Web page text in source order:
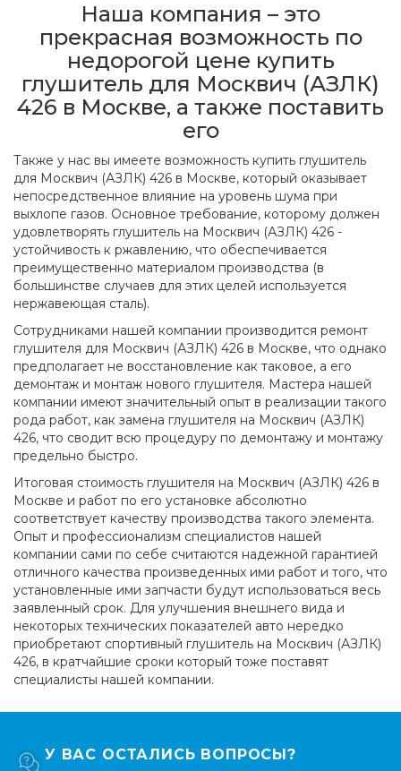
Наша компания – это
прекрасная возможность по
недорогой цене купить
глушитель для Москвич (АЗЛК)
426 в Москве, а также поставить
его
Также у нас вы имеете возможность купить глушитель
для Москвич (АЗЛК) 426 в Москве, который оказывает
непосредственное влияние на уровень шума при
выхлопе газов. Основное требование, которому должен
удовлетворять глушитель на Москвич (АЗЛК) 426 -
устойчивость к ржавлению, что обеспечивается
преимущественно материалом производства (в
большинстве случаев для этих целей используется
нержавеющая сталь).
Сотрудниками нашей компании производится ремонт
глушителя для Москвич (АЗЛК) 426 в Москве, что однако
предполагает не восстановление как таковое, а его
демонтаж и монтаж нового глушителя. Мастера нашей
компании имеют значительный опыт в реализации такого
рода работ, как замена глушителя на Москвич (АЗЛК)
426, что сводит всю процедуру по демонтажу и монтажу
предельно быстро.
Итоговая стоимость глушителя на Москвич (АЗЛК) 426 в
Москве и работ по его установке абсолютно
соответствует качеству производства такого элемента.
Опыт и профессионализм специалистов нашей
компании сами по себе считаются надежной гарантией
отличного качества произведенных ими работ и того, что
установленные ими запчасти будут использоваться весь
заявленный срок. Для улучшения внешнего вида и
некоторых технических показателей авто нередко
приобретают спортивный глушитель на Москвич (АЗЛК)
426, в кратчайшие сроки который тоже поставят
специалисты нашей компании.
У ВАС ОСТАЛИСЬ ВОПРОСЫ?